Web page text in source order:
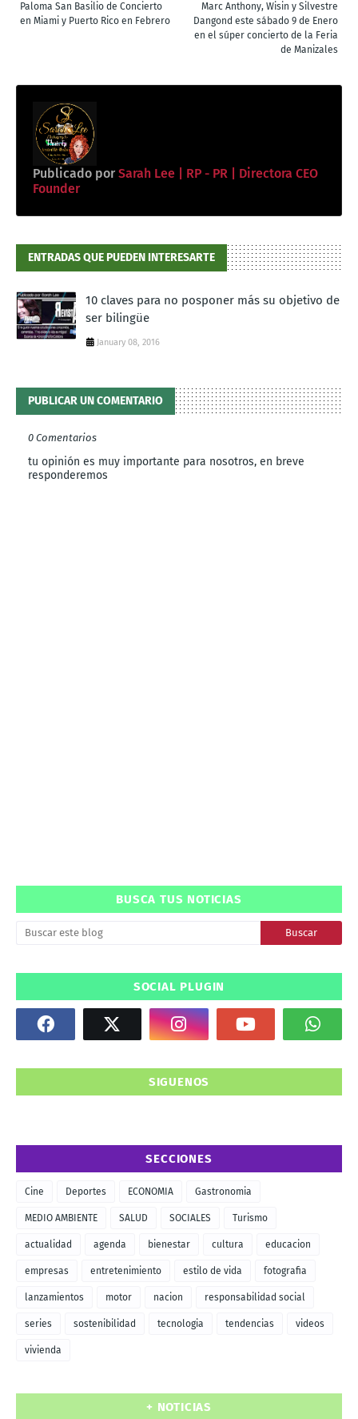
Marc Anthony, Wisin y Silvestre
Dangond este sábado 9 de Enero
en el súper concierto de la Feria
de Manizales
Paloma San Basilio de Concierto
en Miami y Puerto Rico en Febrero
Publicado por Sarah Lee | RP - PR | Directora CEO
Founder
ENTRADAS QUE PUEDEN INTERESARTE
10 claves para no posponer más su objetivo de
ser bilingüe
January 08, 2016
PUBLICAR UN COMENTARIO
0 Comentarios
tu opinión es muy importante para nosotros, en breve
responderemos
BUSCA TUS NOTICIAS
SOCIAL PLUGIN
SIGUENOS
SECCIONES
Cine Deportes ECONOMIA Gastronomia
MEDIO AMBIENTE SALUD SOCIALES Turismo
actualidad agenda bienestar cultura educacion
empresas entretenimiento estilo de vida fotografia
lanzamientos motor nacion responsabilidad social
series sostenibilidad tecnologia tendencias videos
vivienda
+ NOTICIAS